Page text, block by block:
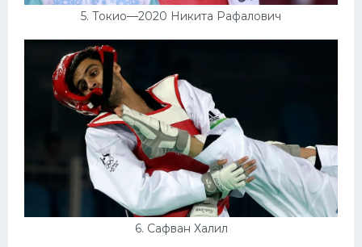
5. Токио—2020 Никита Рафалович
6. Сафван Халил